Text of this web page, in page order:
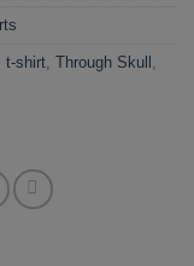
t-shirt, Through Skull